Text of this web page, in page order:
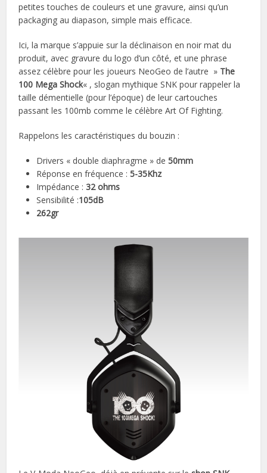
petites touches de couleurs et une gravure, ainsi qu’un
packaging au diapason, simple mais efficace.
Ici, la marque s’appuie sur la déclinaison en noir mat du
produit, avec gravure du logo d’un côté, et une phrase
assez célèbre pour les joueurs NeoGeo de l’autre » The
100 Mega Shock« , slogan mythique SNK pour rappeler la
taille démentielle (pour l’époque) de leur cartouches
passant les 100mb comme le célèbre Art Of Fighting.
Rappelons les caractéristiques du bouzin :
Drivers « double diaphragme » de50mm
Réponse en fréquence :5-35Khz
Impédance : 32 ohms
Sensibilité :105dB
262gr